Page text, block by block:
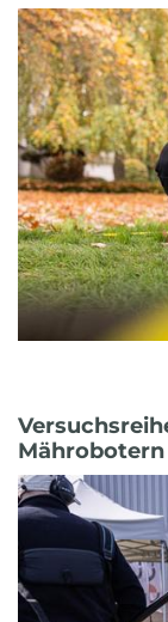
Mährobotern